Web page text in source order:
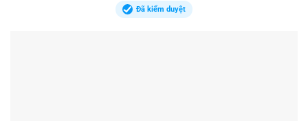
Đã kiểm duyệt